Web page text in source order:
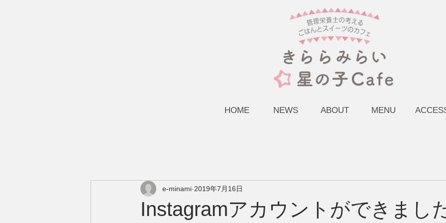
HOME NEWS ABOUT MENU
Instagramアカウントができまし
e-minami 2019年7月16日